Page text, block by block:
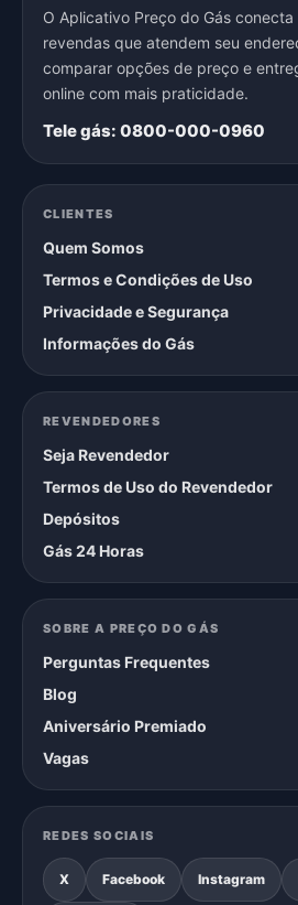
O Aplicativo Preço do Gás
revendas que atendem seu
comparar opções de preço e
online com mais praticidade.
Tele gás: 0800-000-0960
CLIENTES
Quem Somos
Termos e Condições de Uso
Privacidade e Segurança
Informações do Gás
REVENDEDORES
Seja Revendedor
Termos de Uso do Revendedor
Depósitos
Gás 24 Horas
SOBRE A PREÇO DO GÁS
Perguntas Frequentes
Blog
Aniversário Premiado
Vagas
REDES SOCIAIS
X Facebook Instagram